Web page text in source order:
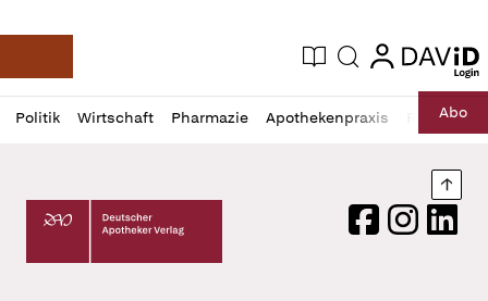
Deutsche Apotheker Zeitung
Aktuelle Ausgabe
Suche login
login
Politik Wirtschaft Pharmazie Apothekenpraxis RechtAbo
Profil
öffnen
Daz
Pur
Deutscher Apotheker Verlag Logo
FacebookInstagram